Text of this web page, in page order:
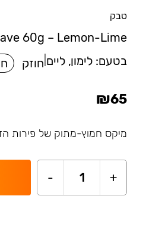
טבק
60g – Lemon-Lime
בטעם: לימון, ליים חוזק
₪65
מיקס חמוץ-מתוק של פירות
+
1
-